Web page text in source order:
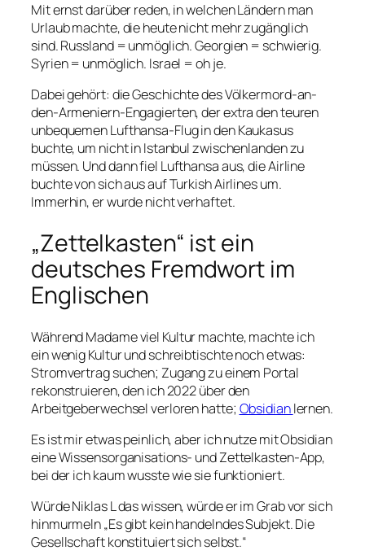
Mit ernst darüber reden, in welchen Ländern man
Urlaub machte, die heute nicht mehr zugänglich
sind. Russland = unmöglich. Georgien = schwierig.
Syrien = unmöglich. Israel = oh je.
Dabei gehört: die Geschichte des Völkermord-an-
den-Armeniern-Engagierten, der extra den teuren
unbequemen Lufthansa-Flug in den Kaukasus
buchte, um nicht in Istanbul zwischenlanden zu
müssen. Und dann fiel Lufthansa aus, die Airline
buchte von sich aus auf Turkish Airlines um.
Immerhin, er wurde nicht verhaftet.
„Zettelkasten“ ist ein
deutsches Fremdwort im
Englischen
Während Madame viel Kultur machte, machte ich
ein wenig Kultur und schreibtischte noch etwas:
Stromvertrag suchen; Zugang zu einem Portal
rekonstruieren, den ich 2022 über den
Arbeitgeberwechsel verloren hatte; Obsidianlernen.
Es ist mir etwas peinlich, aber ich nutze mit Obsidian
eine Wissensorganisations- und Zettelkasten-App,
bei der ich kaum wusste wie sie funktioniert.
Würde Niklas L das wissen, würde er im Grab vor sich
hinmurmeln „Es gibt kein handelndes Subjekt. Die
Gesellschaft konstituiert sich selbst.“